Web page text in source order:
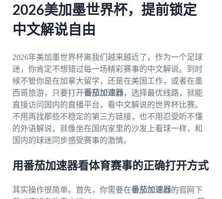
2026美加墨世界杯，提前锁定
中文解说自由
2026年美加墨世界杯离我们越来越近了，作为一个足球
迷，你肯定不想错过每一场精彩赛事的中文解说。到时
候不管你是在加拿大留学，还是在美国工作，或者在墨
西哥旅游，只要打开番茄加速器，选择最优线路，就能
直接访问国内的直播平台，看中文解说的世界杯比赛。
不用再找那些不稳定的第三方链接，也不用忍受听不懂
的外语解说，就像坐在国内家里的沙发上看球一样，和
国内的球迷同步感受赛事的激情。
用番茄加速器看体育赛事的正确打开方式
其实操作很简单。首先，你需要在番茄加速器的官网下